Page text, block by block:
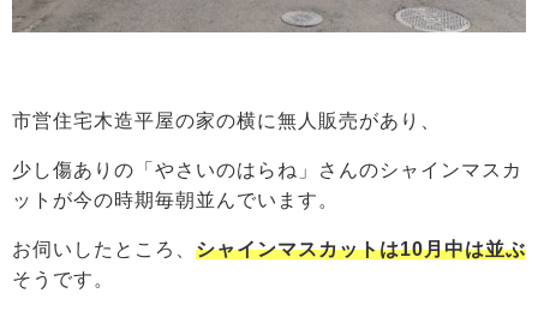
市営住宅木造平屋の家の横に無人販売があり、
少し傷ありの「やさいのはらね」さんのシャインマスカ
ットが今の時期毎朝並んでいます。
お伺いしたところ、 シャインマスカットは10月中は並ぶ
そうです。